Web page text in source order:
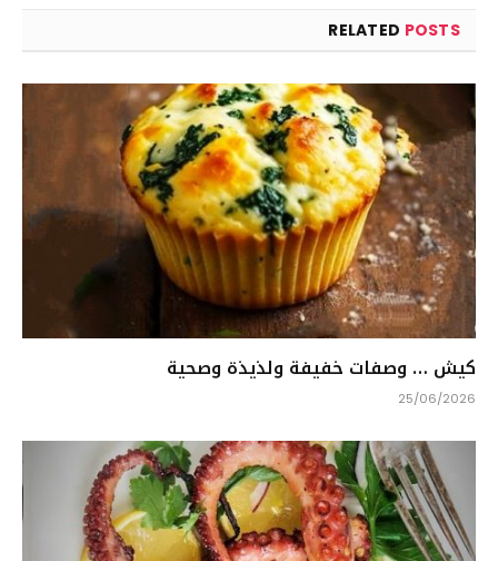
RELATED POSTS
كيش … وصفات خفيفة ولذيذة وصحية
25/06/2026